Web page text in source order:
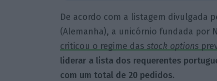
De acordo com a listagem divulgada
(Alemanha), a unicórnio fundada por
criticou o regime das stock options
liderar a lista dos requerentes
com um total de 20 pedidos.